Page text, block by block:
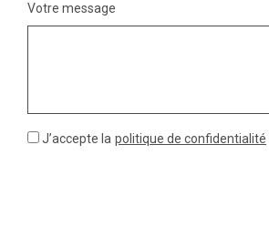
Votre message
J’accepte la politique de confidentialité